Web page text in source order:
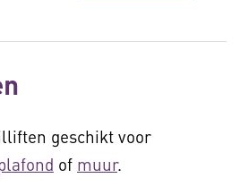
geschikt voor
of muur.